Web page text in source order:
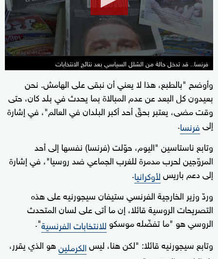
48
seconds
فرنسا.. قد تدخل حالة من الشلل السياسي بعد نتائج الانتخابات
وأوضح "بالطبع، هذا لا يعني أن نبقى على الهامش. نحن
بعيدون كل البعد عن عدم المبالاة بما يحدث في بلد كان، حتى
وقت مضى، يعتبر بحقّ أحد أكبر البلدان في العالم"، في إشارة
إلىفرنسا.
وتابع ناستاسين "اليوم، حوّلت (فرنسا) نفسها إلى أحد
المروّجين لحرب مدمرة للغرب الجماعي ضد روسيا"، في إشارة
إلى دعم باريسلأوكرانيا.
وردّ وزير الخارجية الفرنسي ستيفان سيجورنيه على هذه
التصريحات الروسية قائلا، إن ما أتى على لسان المتحدث
الروسي هو "ما تفضّله موسكو للانتخابات الفرنسية".
وتابع سيجورنيه قائلا: "لكن هنا، ليسالكرملينهو الذي يقرر،